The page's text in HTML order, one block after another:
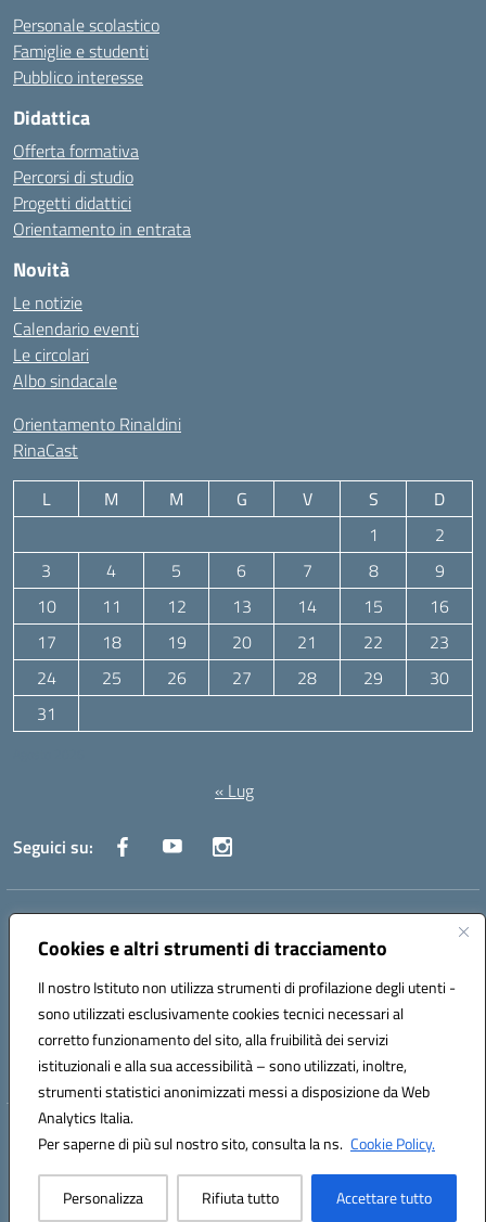
Cookies e altri strumenti di tracciamento
Il nostro Istituto non utilizza strumenti di profilazione degli utenti -
sono utilizzati esclusivamente cookies tecnici necessari al
corretto funzionamento del sito, alla fruibilità dei servizi
istituzionali e alla sua accessibilità – sono utilizzati, inoltre,
strumenti statistici anonimizzati messi a disposizione da Web
Analytics Italia.
Per saperne di più sul nostro sito, consulta la ns. Cookie Policy.
Personalizza Rifiuta tutto Accettare tutto
Personale scolastico
Famiglie e studenti
Pubblico interesse
Didattica
Offerta formativa
Percorsi di studio
Progetti didattici
Orientamento in entrata
Novità
Le notizie
Calendario eventi
Le circolari
Albo sindacale
Orientamento Rinaldini
RinaCast
L M M G V S
D
1
2
3
4 5 6 7 8
9
10
11 12 13 14 15
16
17
18 19 20 21 22
23
24
25 26 27 28 29
30
31
« Lug
Seguici su:
Indirizzo:Via Canale 1, Ancona
Centralino:071 204723 Email:anpc010006@istruzione.it
Codice fiscale: 93020970427
Codice meccanografico:
ANPC010006
Codice unico di fatturazione (CUF): UFBE6V
Hosting & Powered by 3D Solution S.r.l.
Concept & Design by Designers Italia